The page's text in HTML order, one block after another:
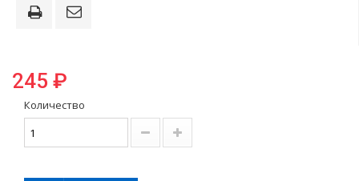
245 ₽
Количество